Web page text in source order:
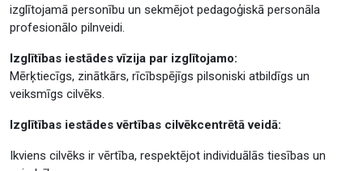
izglītojamā personību un sekmējot pedagoģiskā personāla
profesionālo pilnveidi.
Izglītības iestādes vīzija par izglītojamo:
Mērķtiecīgs, zinātkārs, rīcībspējīgs pilsoniski atbildīgs un
veiksmīgs cilvēks.
Izglītības iestādes vērtības cilvēkcentrētā veidā:
Ikviens cilvēks ir vērtība, respektējot individuālās tiesības un